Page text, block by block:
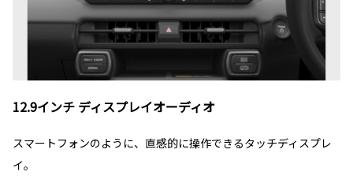
12.9インチ ディスプレイオーディオ
スマートフォンのように、直感的に操作できるタッチディスプレ
イ。